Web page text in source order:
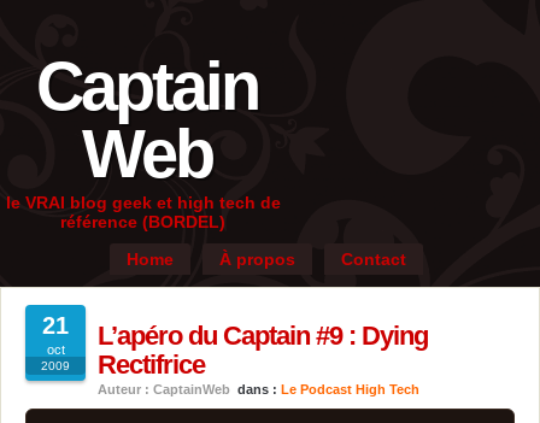
Captain
Web
le VRAI blog geek et high tech de
référence (BORDEL)
Home
À propos Contact
21
oct
2009
L’apéro du Captain #9 : Dying
Rectifrice
Auteur : CaptainWeb dans : Le Podcast High Tech